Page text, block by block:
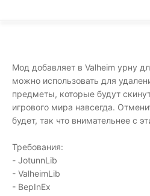
Мод добавляет в Valheim урну
можно использовать для
предметы, которые будут
игрового мира навсегда.
будет, так что внимательнее с
Требования:
- JotunnLib
- ValheimLib
- BepInEx